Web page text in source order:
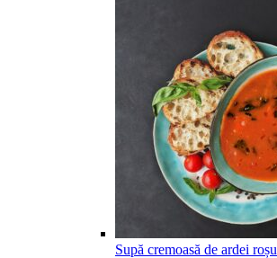
Supă cremoasă de ardei roșu